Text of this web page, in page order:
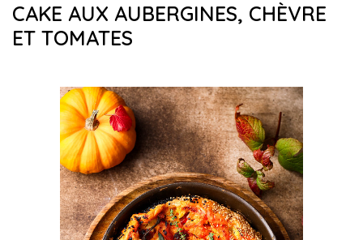
CAKE AUX AUBERGINES, CHÈVRE
ET TOMATES